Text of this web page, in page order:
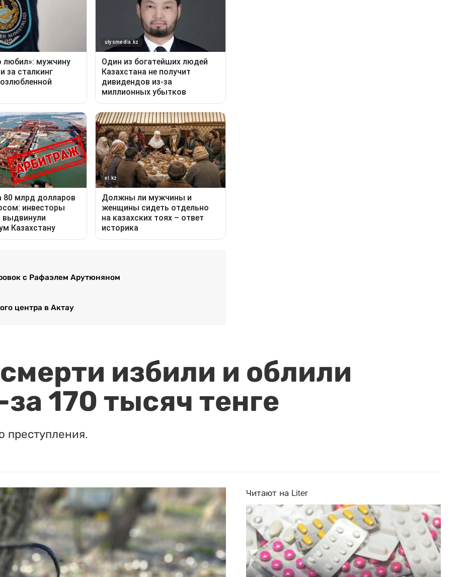
с Рафаэлем Арутюняном
центра в Актау
избили и облили
170 тысяч тенге
преступления.
Читают на Liter